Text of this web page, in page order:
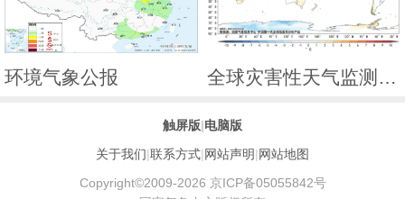
环境气象公报 全球灾害性天气监测月报
触屏版|电脑版
关于我们|联系方式| 网站声明| 网站地图
Copyright©2009-2026 京ICP备05055842号